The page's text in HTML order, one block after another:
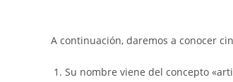
A continuación, daremos a conocer
Su nombre viene del concepto